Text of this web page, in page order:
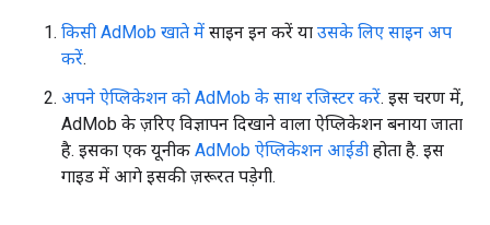
किसी AdMob खाते में साइन इन करें या उसके लिए साइन अप
करें.
अपने ऐप्लिकेशन को AdMob के साथ रजिस्टर करें. इस चरण में,
AdMob के ज़रिए विज्ञापन दिखाने वाला ऐप्लिकेशन बनाया जाता
है. इसका एक यूनीक AdMob ऐप्लिकेशन आईडी होता है. इस
गाइड में आगे इसकी ज़रूरत पड़ेगी.